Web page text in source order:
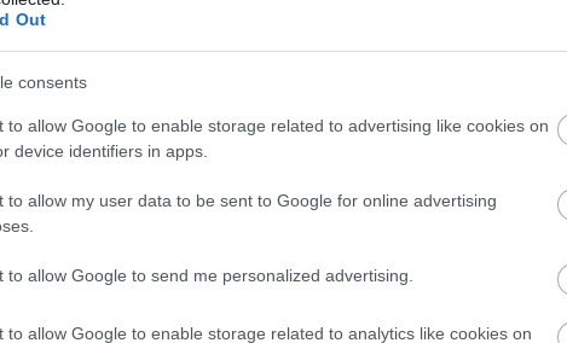
Out
consents
to allow Google to enable storage related to advertising like cookies on
device identifiers in apps.
to allow my user data to be sent to Google for online advertising
to allow Google to send me personalized advertising.
to allow Google to enable storage related to analytics like cookies on
nyomán az éves közlekedési
infrastruktúrára fordított éves kiadások közel
a 2024-es szinthez képest.
az energetikai infrastruktúrába irányuló
dollárról 2050-re 1,1 billió dollárra
irányuló éves beruházások megközelítik a 91